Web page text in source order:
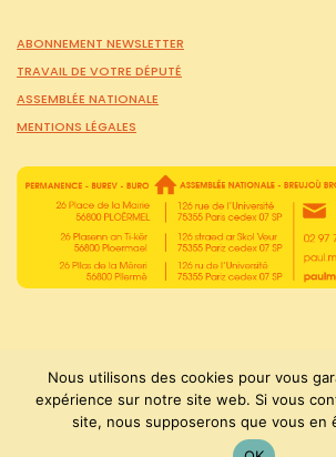
ABONNEMENT NEWSLETTER
TRAVAIL DE VOTRE DÉPUTÉ
ASSEMBLÉE NATIONALE
MENTIONS LÉGALES
PaulMolac © Tous droits réservés
Nous utilisons des cookies pour vous
expérience sur notre site web. Si vous
site, nous supposerons que vous en